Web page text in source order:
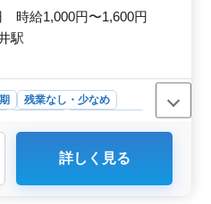
置 ・オーディオ・ナビ等の取
上も活躍中 ＊是非今までの経
ください！
時給1,000円〜1,600円
駅
残業なし・少なめ
市で、アウディやベンツな
扱う整備士を募集していま
詳しく見る